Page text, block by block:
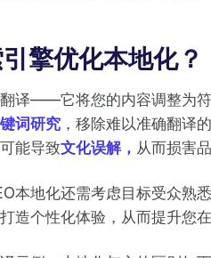
擎优化本地化？
译——它将您的内容调整为
词研究 ，移除难以准确翻译
能导致文化误解， 从而损害
本地化还需考虑目标受众熟
造个性化体验，从而提升您